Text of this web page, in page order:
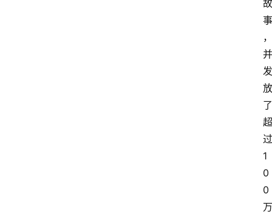
故
事
，
并
发
放
了
超
过
1
0
0
万